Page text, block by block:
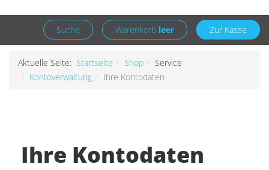
Suche Warenkorb leer Zur Kasse
Aktuelle Seite: Startseite Shop
Service
Kontoverwaltung
Ihre Kontodaten
Ihre Kontodaten